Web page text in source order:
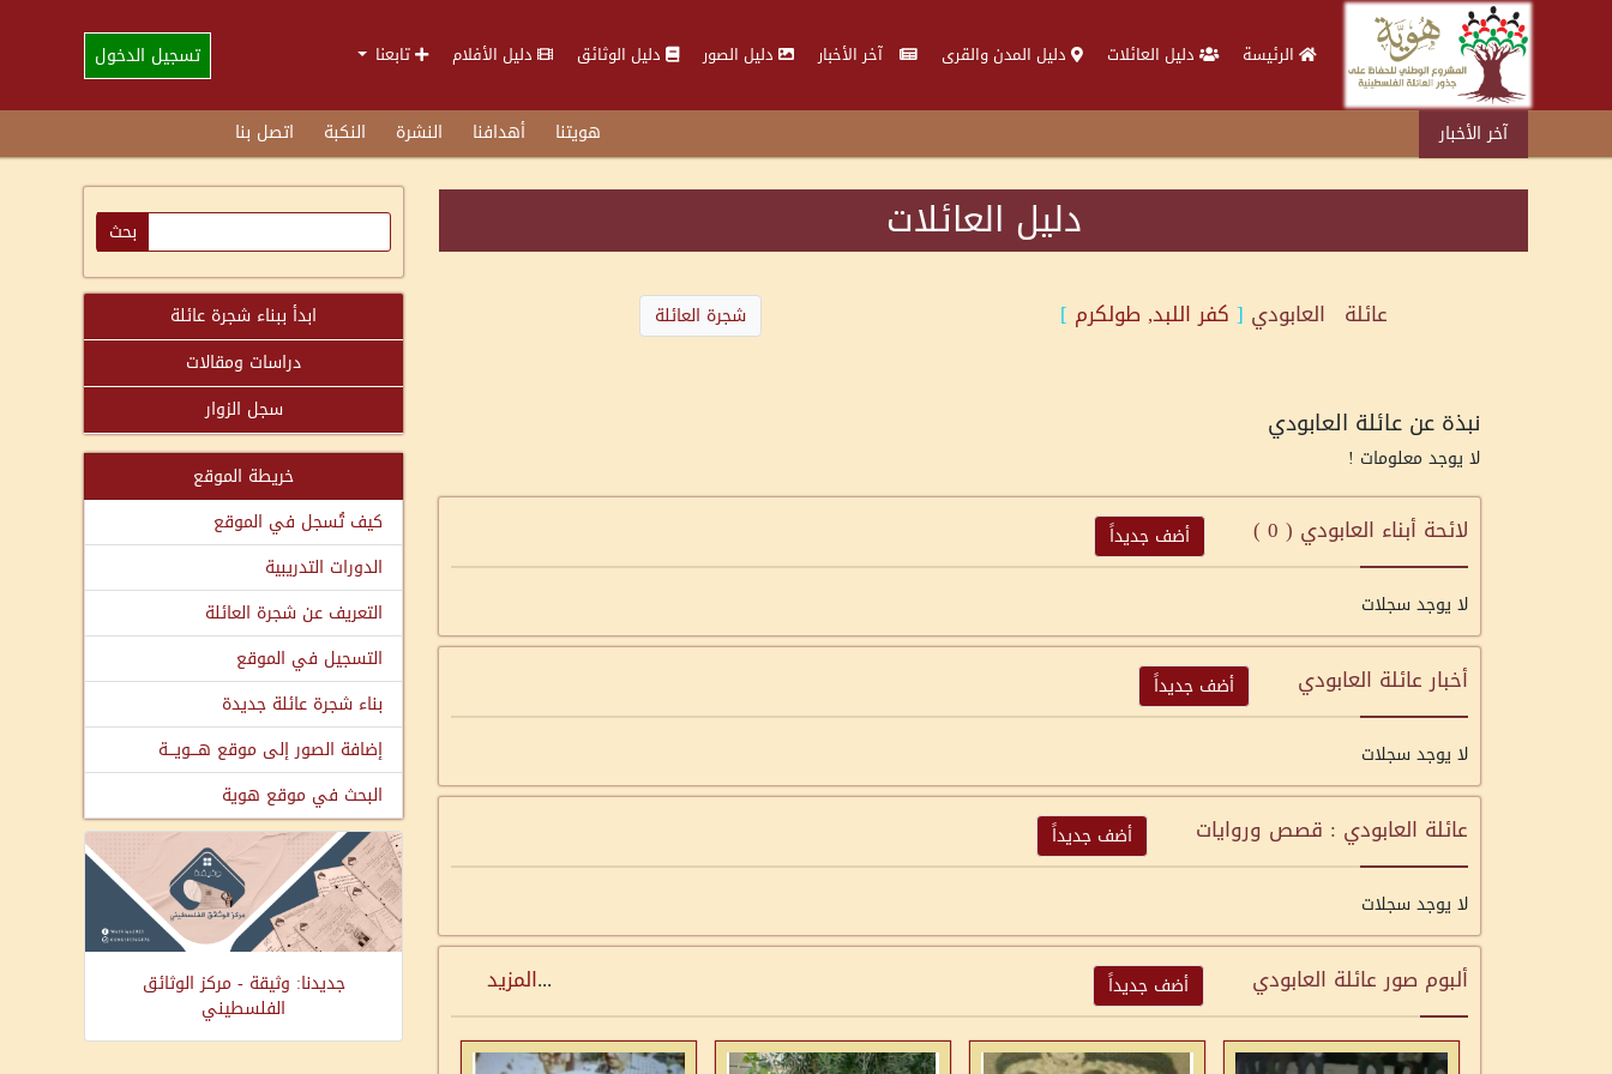
الرئيسة دليل العائلات دليل المدن والقرى آخر الأخبار دليل الصور دليل الوثائق دليل الأفلام تابعنا تسجيل الدخول
آخر الأخبار هويتنا أهدافنا النشرة النكبة اتصل بنا
دليل العائلات
عائلة العابودي [ كفر اللبد, طولكرم ] شجرة العائلة
نبذة عن عائلة العابودي
لا يوجد معلومات !
لائحة أبناء العابودي ( 0
) أضف جديداً
لا يوجد سجلات
أخبار عائلة العابودي أضف جديداً
لا يوجد سجلات
عائلة العابودي : قصص وروايات أضف جديداً
لا يوجد سجلات
ألبوم صور عائلة العابودي أضف جديداً ...المزيد
ابدأ ببناء شجرة عائلة
دراسات ومقالات
سجل الزوار
خريطة الموقع
كيف تُسجل في الموقع
الدورات التدريبية
التعريف عن شجرة العائلة
التسجيل في الموقع
بناء شجرة عائلة جديدة
إضافة الصور إلى موقع هـــويـــة
البحث في موقع هوية
جديدنا: وثيقة - مركز الوثائق
الفلسطيني